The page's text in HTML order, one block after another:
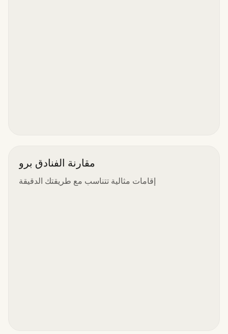
مقارنة الفنادق برو
إقامات مثالية تتناسب مع طريقتك الدقيقة